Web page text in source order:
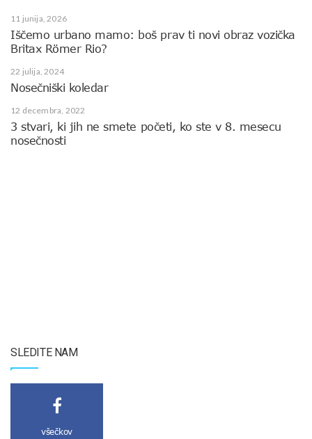
11 junija, 2026
Iščemo urbano mamo: boš prav ti novi obraz vozička
Britax Römer Rio?
22 julija, 2024
Nosečniški koledar
12 decembra, 2022
3 stvari, ki jih ne smete početi, ko ste v 8. mesecu
nosečnosti
SLEDITE NAM
všečkov